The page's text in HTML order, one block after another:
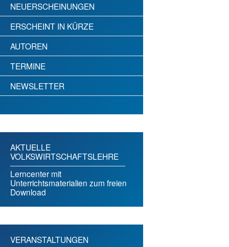
NEUERSCHEINUNGEN
ERSCHEINT IN KÜRZE
AUTOREN
TERMINE
NEWSLETTER
AKTUELLE
VOLKSWIRTSCHAFTSLEHRE
Lerncenter mit
Unterrichtsmaterialien zum freien
Download
VERANSTALTUNGEN